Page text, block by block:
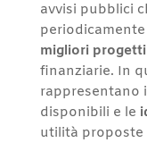
avvisi pubblici
migliori progetti
finanziarie. In
rappresentano
disponibili e le
utilità proposte